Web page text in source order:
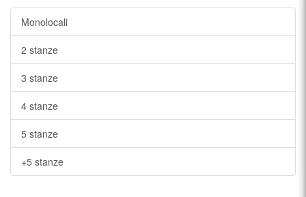
Monolocali
2 stanze
3 stanze
4 stanze
5 stanze
+5 stanze